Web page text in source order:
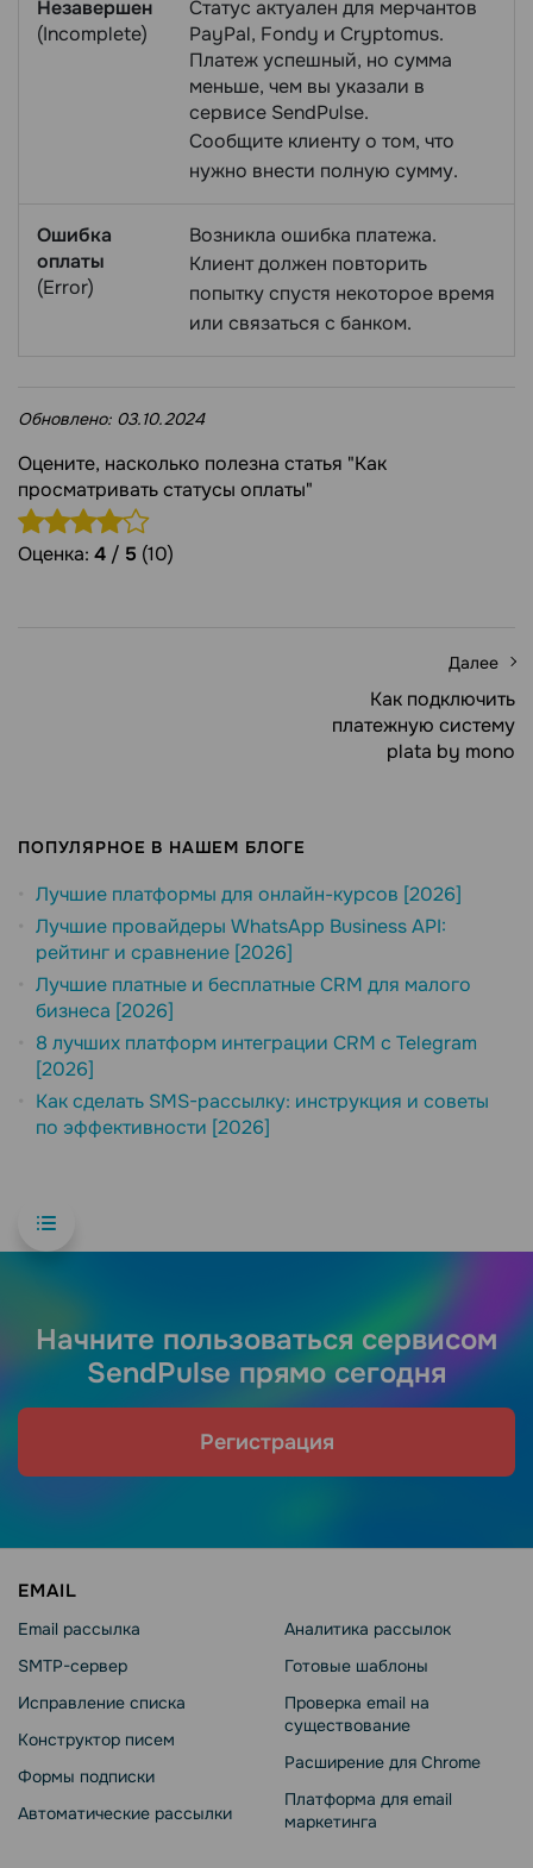
Незавершен
(Incomplete)
Статус актуален для мерчантов
PayPal, Fondy и Cryptomus.
Платеж успешный, но сумма
меньше, чем вы указали в
сервисе SendPulse.
Сообщите клиенту о том, что
нужно внести полную сумму.
Ошибка
оплаты
(Error)
Возникла ошибка платежа.
Клиент должен повторить
попытку спустя некоторое время
или связаться с банком.
Обновлено: 03.10.2024
Оцените, насколько полезна статья "Как
просматривать статусы оплаты"
Оценка: 4 / 5 (10)
Далее
Как подключить
платежную систему
plata by mono
ПОПУЛЯРНОЕ В НАШЕМ БЛОГЕ
Лучшие платформы для онлайн-курсов [2026]
Лучшие провайдеры WhatsApp Business API:
рейтинг и сравнение [2026]
Лучшие платные и бесплатные CRM для малого
бизнеса [2026]
8 лучших платформ интеграции CRM с Telegram
[2026]
Как сделать SMS-рассылку: инструкция и советы
по эффективности [2026]
Начните пользоваться сервисом
SendPulse прямо сегодня
Регистрация
EMAIL
Email рассылка
SMTP-сервер
Исправление списка
Конструктор писем
Формы подписки
Автоматические рассылки
Аналитика рассылок
Готовые шаблоны
Проверка email на
существование
Расширение для Chrome
Платформа для email
маркетинга